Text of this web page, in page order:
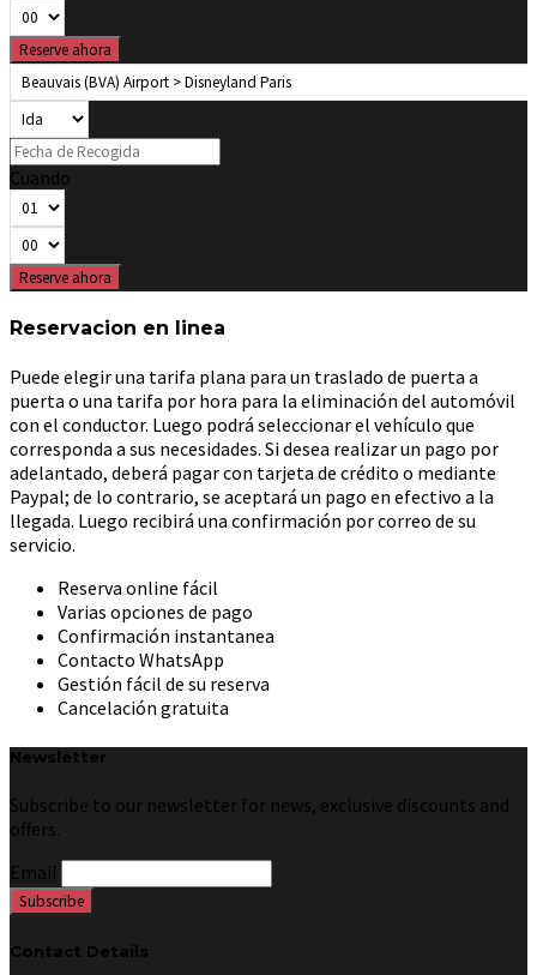
Reserve ahora
Cuando
Reserve ahora
Reservacion en linea
Puede elegir una tarifa plana para un traslado de puerta a
puerta o una tarifa por hora para la eliminación del automóvil
con el conductor. Luego podrá seleccionar el vehículo que
corresponda a sus necesidades. Si desea realizar un pago por
adelantado, deberá pagar con tarjeta de crédito o mediante
Paypal; de lo contrario, se aceptará un pago en efectivo a la
llegada. Luego recibirá una confirmación por correo de su
servicio.
Reserva online fácil
Varias opciones de pago
Confirmación instantanea
Contacto WhatsApp
Gestión fácil de su reserva
Cancelación gratuita
Newsletter
Subscribe to our newsletter for news, exclusive discounts and
offers.
Email
Contact Details